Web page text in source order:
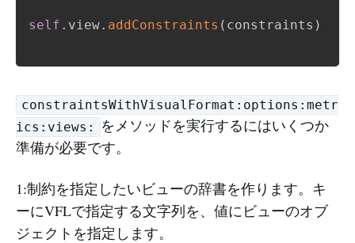
self . view. addConstraints ( constraints )
constraintsWithVisualFormat:options:metr
ics:views:
をメソッドを実行するにはいくつか
準備が必要です。
1:制約を指定したいビューの辞書を作ります。キ
ーにVFLで指定する文字列を、値にビューのオブ
ジェクトを指定します。